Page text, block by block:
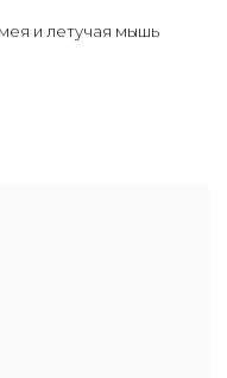
и летучая мышь